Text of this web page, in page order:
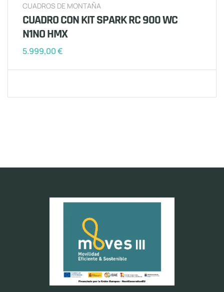
CUADROS DE MONTAÑA
CUADRO CON KIT SPARK RC 900 WC
N1NO HMX
5.999,00€